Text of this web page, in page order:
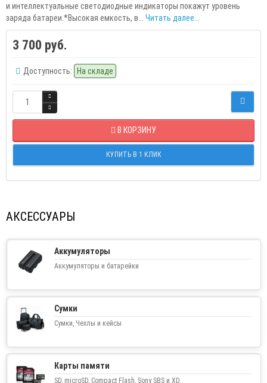
и интеллектуальные светодиодные индикаторы покажут уровень
заряда батареи.*Высокая емкость, в... Читать далее...
3 700 руб.
Доступность: На складе
В КОРЗИНУ
КУПИТЬ В 1 КЛИК
АКСЕССУАРЫ
Аккумуляторы
Аккумуляторы и батарейки
Сумки
Сумки, Чехлы и кейсы
Карты памяти
SD, microSD, Compact Flash, Sony SBS и XD.